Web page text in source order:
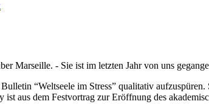
Marseille. - Sie ist im letzten Jahr von uns
“Weltseele im Stress” qualitativ
aus dem Festvortrag zur Eröffnung des